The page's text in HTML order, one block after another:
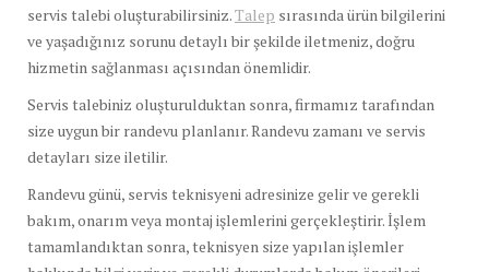
servis talebi oluşturabilirsiniz.Talep sırasında ürün bilgilerini
ve yaşadığınız sorunu detaylı bir şekilde iletmeniz, doğru
hizmetin sağlanması açısından önemlidir.
Servis talebiniz oluşturulduktan sonra, firmamız tarafından
size uygun bir randevu planlanır. Randevu zamanı ve servis
detayları size iletilir.
Randevu günü, servis teknisyeni adresinize gelir ve gerekli
bakım, onarım veya montaj işlemlerini gerçekleştirir. İşlem
tamamlandıktan sonra, teknisyen size yapılan işlemler